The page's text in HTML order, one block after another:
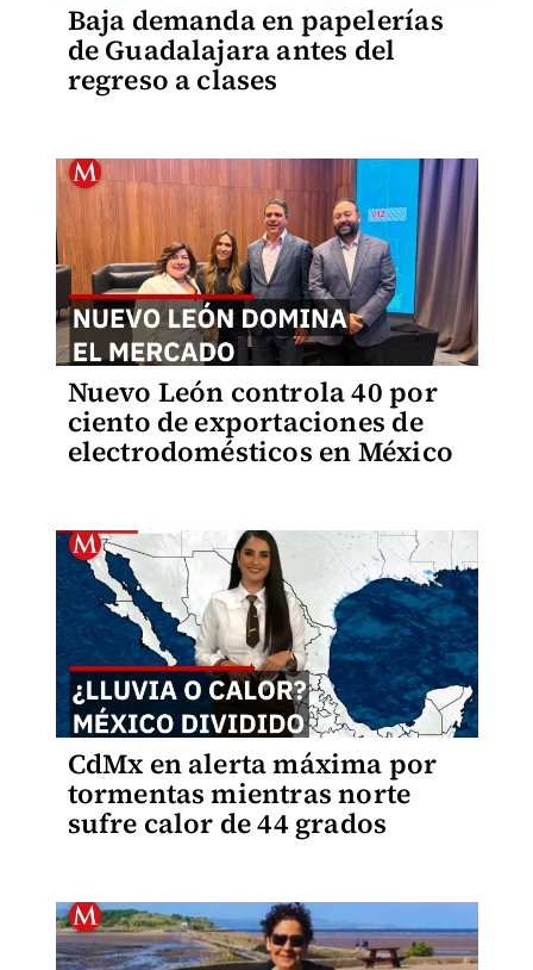
Baja demanda en papelerías
de Guadalajara antes del
regreso a clases
Nuevo León controla 40 por
ciento de exportaciones de
electrodomésticos en México
CdMx en alerta máxima por
tormentas mientras norte
sufre calor de 44 grados